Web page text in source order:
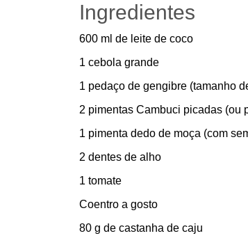
Ingredientes
600 ml de leite de coco
1 cebola grande
1 pedaço de gengibre (tamanho
2 pimentas Cambuci picadas (ou
1 pimenta dedo de moça (com
2 dentes de alho
1 tomate
Coentro a gosto
80 g de castanha de caju